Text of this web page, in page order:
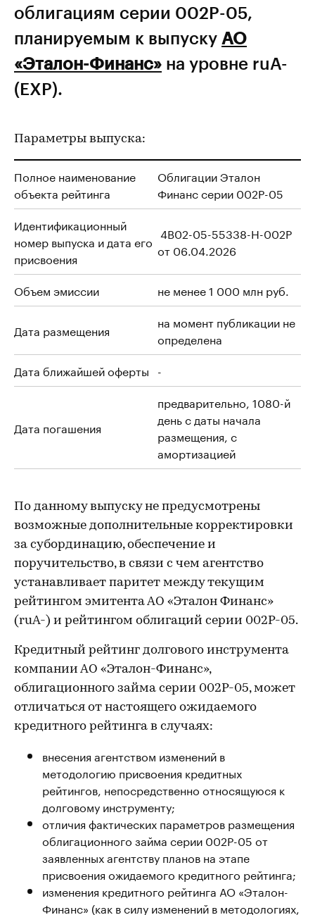
облигациям серии 002Р-05,
планируемым к выпуску АО
«Эталон-Финанс» на уровне ruA-
(EXP).
Параметры выпуска:
Полное наименование
объекта рейтинга
Облигации Эталон
Финанс серии 002P-05
Идентификационный
номер выпуска и дата его
присвоения
4B02-05-55338-H-002P
от 06.04.2026
Объем эмиссии не менее 1 000 млн руб.
Дата размещения
на момент публикации не
определена
Дата ближайшей оферты -
Дата погашения
предварительно, 1080-й
день с даты начала
размещения, с
амортизацией
По данному выпуску не предусмотрены
возможные дополнительные корректировки
за субординацию, обеспечение и
поручительство, в связи с чем агентство
устанавливает паритет между текущим
рейтингом эмитента АО «Эталон Финанс»
(ruA-) и рейтингом облигаций серии 002Р-05.
Кредитный рейтинг долгового инструмента
компании АО «Эталон-Финанс»,
облигационного займа серии 002Р-05, может
отличаться от настоящего ожидаемого
кредитного рейтинга в случаях:
внесения агентством изменений в
методологию присвоения кредитных
рейтингов, непосредственно относящуюся к
долговому инструменту;
отличия фактических параметров размещения
облигационного займа серии 002Р-05 от
заявленных агентству планов на этапе
присвоения ожидаемого кредитного рейтинга;
изменения кредитного рейтинга АО «Эталон-
Финанс» (как в силу изменений в методологиях,